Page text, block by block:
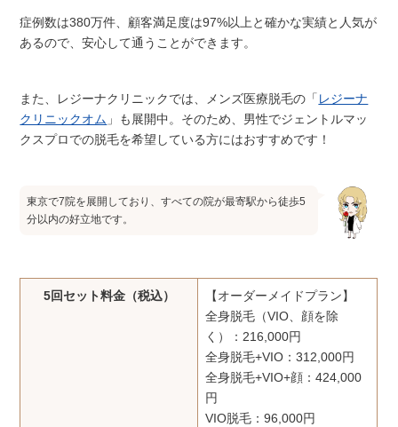
症例数は380万件、顧客満足度は97%以上と確かな実績と人気が
あるので、安心して通うことができます。
また、レジーナクリニックでは、メンズ医療脱毛の「 レジーナ
クリニックオム 」も展開中。そのため、男性でジェントルマッ
クスプロでの脱毛を希望している方にはおすすめです！
東京で7院を展開しており、すべての院が最寄駅から徒歩5
分以内の好立地です。
5回セット料金（税込）
【オーダーメイドプラン】
全身脱毛（VIO、顔を除
く）：216,000円
全身脱毛+VIO：312,000円
全身脱毛+VIO+顔：424,000
円
VIO脱毛：96,000円